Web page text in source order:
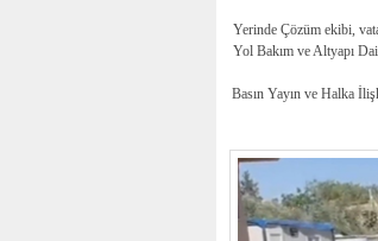
Yerinde Çözüm ekibi,
Yol Bakım ve Altyapı
Basın Yayın ve Halka